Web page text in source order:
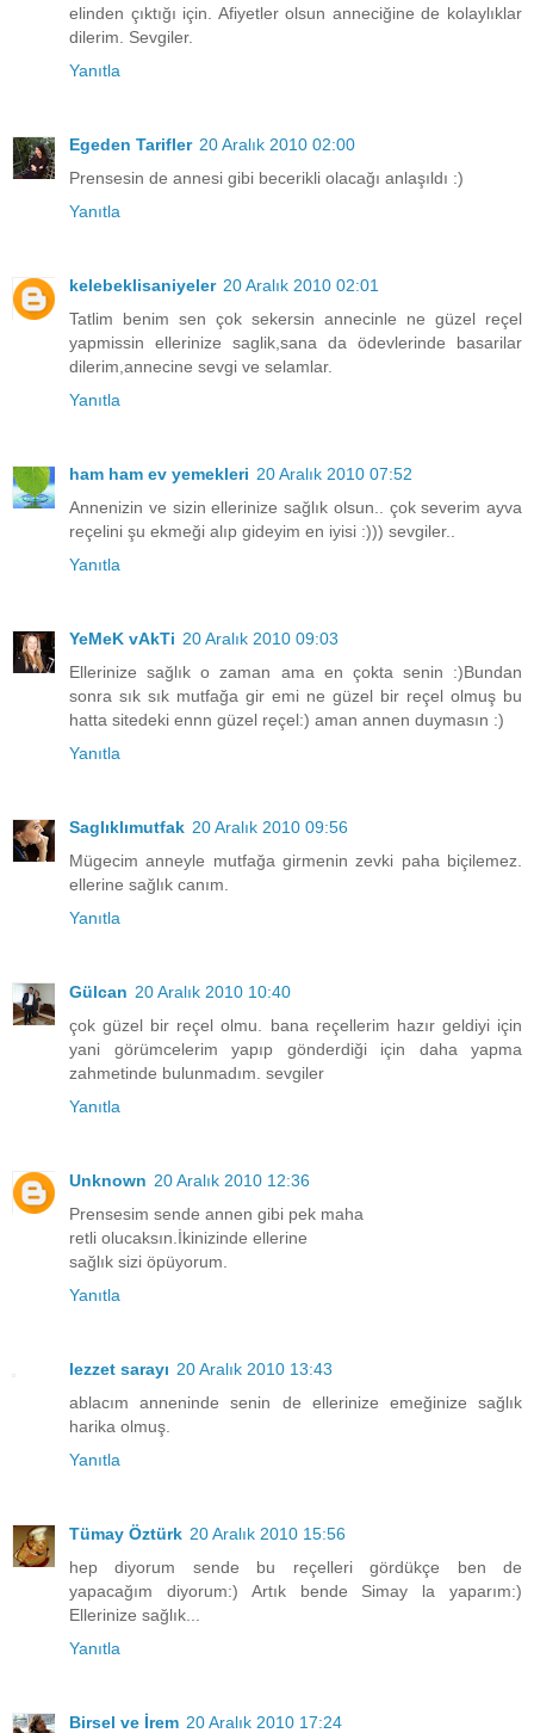
elinden çıktığı için. Afiyetler olsun anneciğine de kolaylıklar
dilerim. Sevgiler.
Yanıtla
Egeden Tarifler 20 Aralık 2010 02:00
Prensesin de annesi gibi becerikli olacağı anlaşıldı :)
Yanıtla
kelebeklisaniyeler 20 Aralık 2010 02:01
Tatlim benim sen çok sekersin annecinle ne güzel reçel
yapmissin ellerinize saglik,sana da ödevlerinde basarilar
dilerim,annecine sevgi ve selamlar.
Yanıtla
ham ham ev yemekleri 20 Aralık 2010 07:52
Annenizin ve sizin ellerinize sağlık olsun.. çok severim ayva
reçelini şu ekmeği alıp gideyim en iyisi :))) sevgiler..
Yanıtla
YeMeK vAkTi 20 Aralık 2010 09:03
Ellerinize sağlık o zaman ama en çokta senin :)Bundan
sonra sık sık mutfağa gir emi ne güzel bir reçel olmuş bu
hatta sitedeki ennn güzel reçel:) aman annen duymasın :)
Yanıtla
Saglıklımutfak 20 Aralık 2010 09:56
Mügecim anneyle mutfağa girmenin zevki paha biçilemez.
ellerine sağlık canım.
Yanıtla
Gülcan 20 Aralık 2010 10:40
çok güzel bir reçel olmu. bana reçellerim hazır geldiyi için
yani görümcelerim yapıp gönderdiği için daha yapma
zahmetinde bulunmadım. sevgiler
Yanıtla
Unknown 20 Aralık 2010 12:36
Prensesim sende annen gibi pek maha
retli olucaksın.İkinizinde ellerine
sağlık sizi öpüyorum.
Yanıtla
lezzet sarayı 20 Aralık 2010 13:43
ablacım anneninde senin de ellerinize emeğinize sağlık
harika olmuş.
Yanıtla
Tümay Öztürk 20 Aralık 2010 15:56
hep diyorum sende bu reçelleri gördükçe ben de
yapacağım diyorum:) Artık bende Simay la yaparım:)
Ellerinize sağlık...
Yanıtla
Birsel ve İrem 20 Aralık 2010 17:24